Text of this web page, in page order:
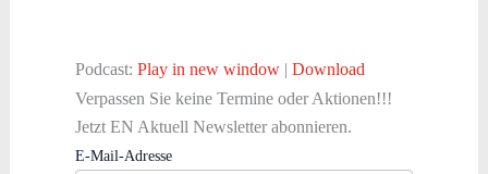
Podcast: Play in new window| Download
Verpassen Sie keine Termine oder Aktionen!!!
Jetzt EN Aktuell Newsletter abonnieren.
E-Mail-Adresse